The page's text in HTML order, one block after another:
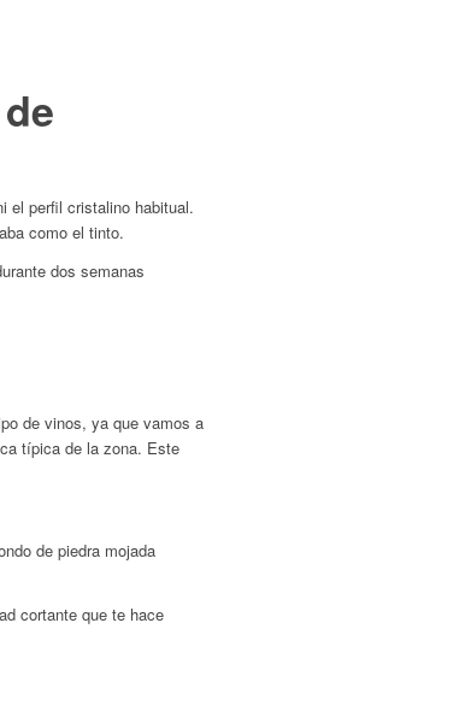
el perfil cristalino habitual.
como el tinto.
dos semanas
de vinos, ya que vamos a
típica de la zona. Este
de piedra mojada
cortante que te hace